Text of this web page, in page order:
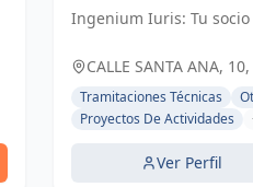
Ingenium Iuris: Tu
profesionales para
CALLE SANTA ANA,
Tramitaciones Técnicas
Proyectos De Actividades
Ver Perfil